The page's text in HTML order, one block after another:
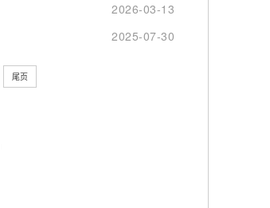
2026-03-13
2025-07-30
尾页